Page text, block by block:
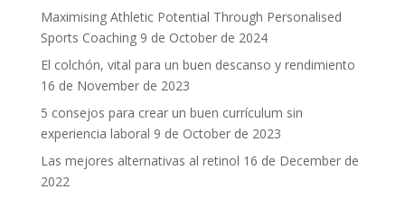
Maximising Athletic Potential Through Personalised
Sports Coaching 9 de October de 2024
El colchón, vital para un buen descanso y rendimiento
16 de November de 2023
5 consejos para crear un buen currículum sin
experiencia laboral 9 de October de 2023
Las mejores alternativas al retinol 16 de December de
2022